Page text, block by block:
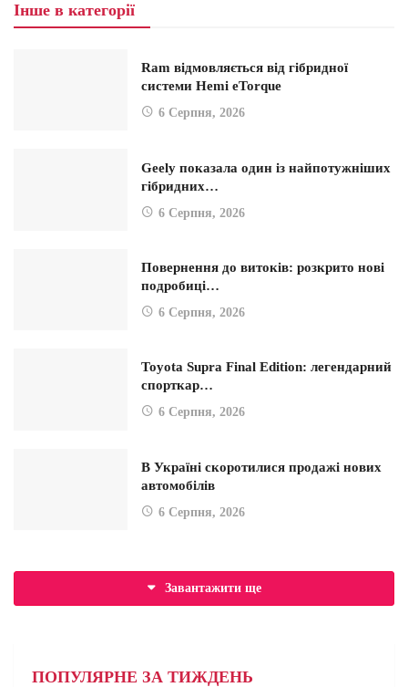
Інше в категорії
Ram відмовляється від гібридної
системи Hemi eTorque
6 Серпня, 2026
Geely показала один із найпотужніших
гібридних…
6 Серпня, 2026
Повернення до витоків: розкрито нові
подробиці…
6 Серпня, 2026
Toyota Supra Final Edition: легендарний
спорткар…
6 Серпня, 2026
В Україні скоротилися продажі нових
автомобілів
6 Серпня, 2026
Завантажити ще
ПОПУЛЯРНЕ ЗА ТИЖДЕНЬ